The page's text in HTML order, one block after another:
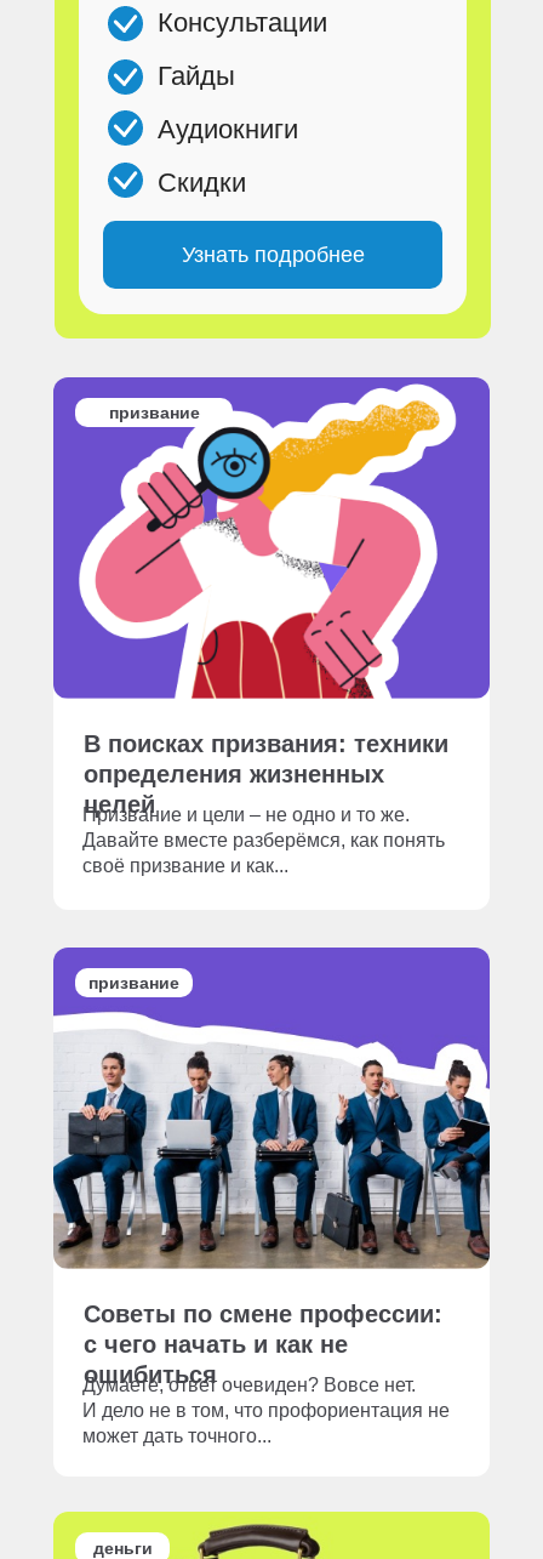
деньги
Советы по смене профессии:
с чего начать и как не
ошибиться
Думаете, ответ очевиден? Вовсе нет.
И дело не в том, что профориентация не
может дать точного...
призвание
В поисках призвания: техники
определения жизненных
целей
Призвание и цели – не одно и то же.
Давайте вместе разберёмся, как понять
своё призвание и как...
призвание
Узнать подробнее
Консультации
Гайды
Аудиокниги
Скидки